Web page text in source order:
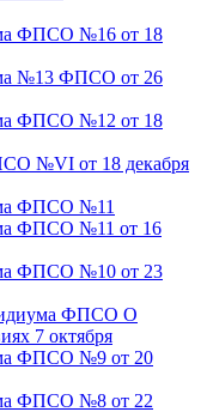
ФПСО №16 от 18
№13 ФПСО от 26
ФПСО №12 от 18
№VI от 18 декабря
ФПСО №11
ФПСО №11 от 16
ФПСО №10 от 23
ФПСО О
7 октября
ФПСО №9 от 20
ФПСО №8 от 22